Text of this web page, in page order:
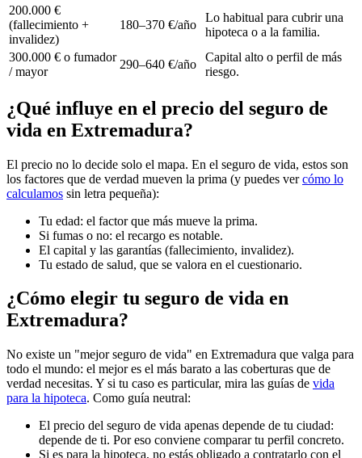
200.000 €
(fallecimiento +
invalidez)
180–370 €/año
Lo habitual para cubrir una
hipoteca o a la familia.
300.000 € o fumador
/ mayor
290–640 €/año
Capital alto o perfil de más
riesgo.
¿Qué influye en el precio del seguro de
vida en Extremadura?
El precio no lo decide solo el mapa. En el seguro de vida, estos son
los factores que de verdad mueven la prima (y puedes vercómo lo
calculamos sin letra pequeña):
Tu edad: el factor que más mueve la prima.
Si fumas o no: el recargo es notable.
El capital y las garantías (fallecimiento, invalidez).
Tu estado de salud, que se valora en el cuestionario.
¿Cómo elegir tu seguro de vida en
Extremadura?
No existe un "mejor seguro de vida" en Extremadura que valga para
todo el mundo: el mejor es el más barato a las coberturas que de
verdad necesitas. Y si tu caso es particular, mira las guías de vida
para la hipoteca. Como guía neutral:
El precio del seguro de vida apenas depende de tu ciudad:
depende de ti. Por eso conviene comparar tu perfil concreto.
Si es para la hipoteca, no estás obligado a contratarlo con el